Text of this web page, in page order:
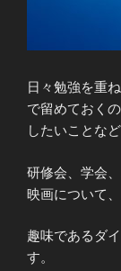
日々勉強を重
で留めておく
したいことな
研修会、学会
映画について
趣味であるダ
す。